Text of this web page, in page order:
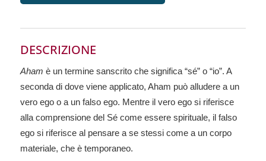
DESCRIZIONE
Aham è un termine sanscrito che significa “sé” o “io”. A
seconda di dove viene applicato, Aham può alludere a un
vero ego o a un falso ego. Mentre il vero ego si riferisce
alla comprensione del Sé come essere spirituale, il falso
ego si riferisce al pensare a se stessi come a un corpo
materiale, che è temporaneo.